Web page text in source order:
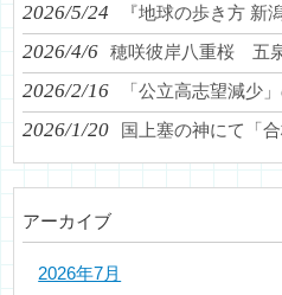
2026/5/24 『地球の歩き方 新
2026/4/6 穂咲彼岸八重桜 五
2026/2/16 「公立高志望減少
2026/1/20 国上塞の神にて「合
アーカイブ
2026年7月